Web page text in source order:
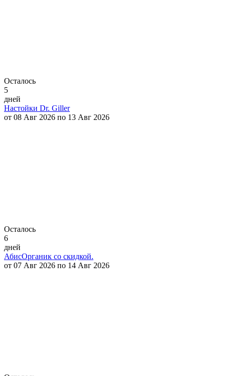
Осталось
5
дней
Настойки Dr. Giller
от 08 Авг 2026 по 13 Авг 2026
Осталось
6
дней
АбисОрганик со скидкой.
от 07 Авг 2026 по 14 Авг 2026